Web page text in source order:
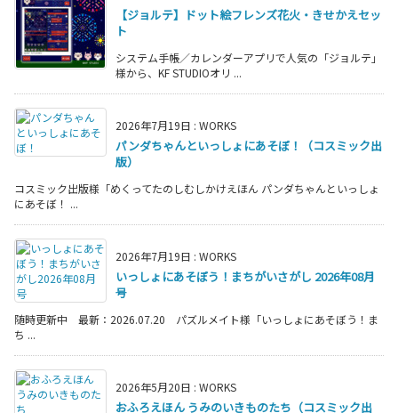
【ジョルテ】ドット絵フレンズ花火・きせかえセッ
ト
システム手帳／カレンダーアプリで人気の「ジョルテ」
様から、KF STUDIOオリ ...
2026年7月19日 : WORKS
パンダちゃんといっしょにあそぼ！（コスミック出
版）
コスミック出版様「めくってたのしむしかけえほん パンダちゃんといっしょ
にあそぼ！ ...
2026年7月19日 : WORKS
いっしょにあそぼう！まちがいさがし 2026年08月
号
随時更新中 最新：2026.07.20 パズルメイト様「いっしょにあそぼう！ま
ち ...
2026年5月20日 : WORKS
おふろえほん うみのいきものたち（コスミック出